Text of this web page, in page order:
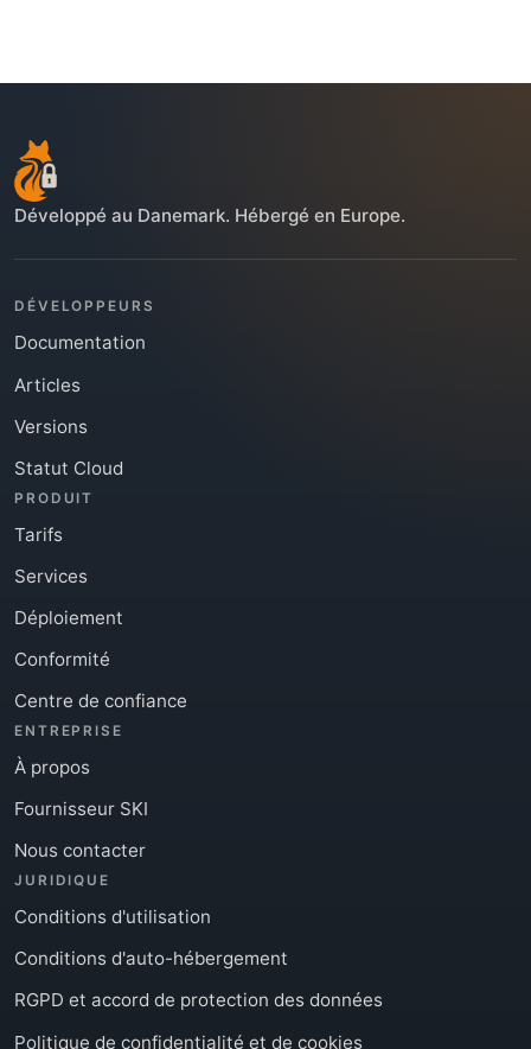
Développé au Danemark. Hébergé en Europe.
DÉVELOPPEURS
Documentation
Articles
Versions
Statut Cloud
PRODUIT
Tarifs
Services
Déploiement
Conformité
Centre de confiance
ENTREPRISE
À propos
Fournisseur SKI
Nous contacter
JURIDIQUE
Conditions d'utilisation
Conditions d'auto-hébergement
RGPD et accord de protection des données
Politique de confidentialité et de cookies